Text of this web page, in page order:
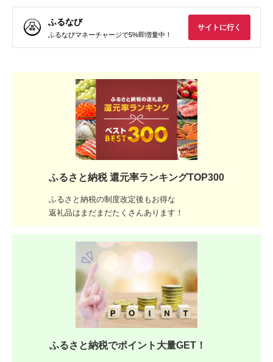
ふるなび
ふるなびマネーチャージで5%即増量中！
サイトに行く
ふるさと納税 還元率ランキングTOP300
ふるさと納税の制度改定後もお得な
返礼品はまだまだたくさんあります！
ふるさと納税でポイント大量GET！